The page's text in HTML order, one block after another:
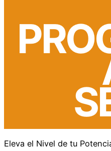
Eleva el Nivel de tu